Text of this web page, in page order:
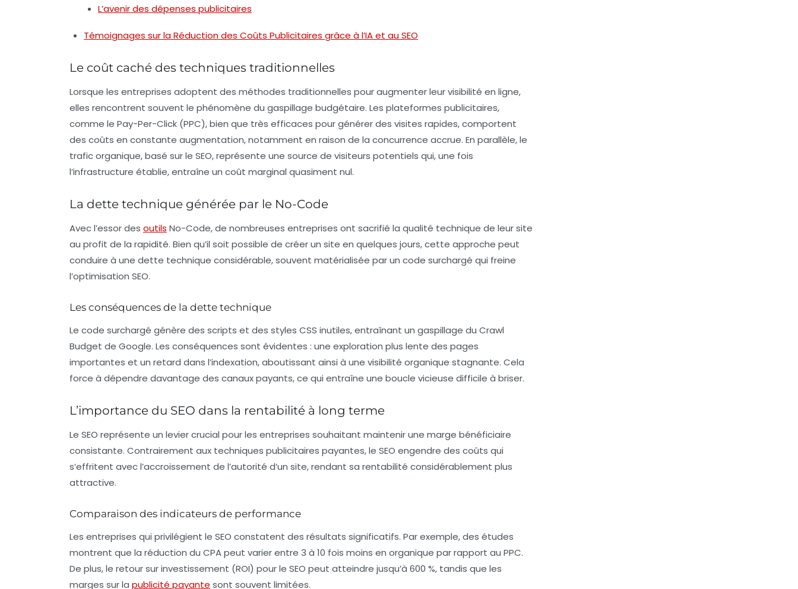
L’avenir des dépenses publicitaires
Témoignages sur la Réduction des Coûts Publicitaires grâce à l’IA et au SEO
Le coût caché des techniques traditionnelles
Lorsque les entreprises adoptent des méthodes traditionnelles pour augmenter leur visibilité en ligne,
elles rencontrent souvent le phénomène du gaspillage budgétaire. Les plateformes publicitaires,
comme le Pay-Per-Click (PPC), bien que très efficaces pour générer des visites rapides, comportent
des coûts en constante augmentation, notamment en raison de la concurrence accrue. En parallèle, le
trafic organique, basé sur le SEO, représente une source de visiteurs potentiels qui, une fois
l’infrastructure établie, entraîne un coût marginal quasiment nul.
La dette technique générée par le No-Code
Avec l’essor des outils No-Code, de nombreuses entreprises ont sacrifié la qualité technique de leur site
au profit de la rapidité. Bien qu’il soit possible de créer un site en quelques jours, cette approche peut
conduire à une dette technique considérable, souvent matérialisée par un code surchargé qui freine
l’optimisation SEO.
Les conséquences de la dette technique
Le code surchargé génère des scripts et des styles CSS inutiles, entraînant un gaspillage du Crawl
Budget de Google. Les conséquences sont évidentes : une exploration plus lente des pages
importantes et un retard dans l’indexation, aboutissant ainsi à une visibilité organique stagnante. Cela
force à dépendre davantage des canaux payants, ce qui entraîne une boucle vicieuse difficile à briser.
L’importance du SEO dans la rentabilité à long terme
Le SEO représente un levier crucial pour les entreprises souhaitant maintenir une marge bénéficiaire
consistante. Contrairement aux techniques publicitaires payantes, le SEO engendre des coûts qui
s’effritent avec l’accroissement de l’autorité d’un site, rendant sa rentabilité considérablement plus
attractive.
Comparaison des indicateurs de performance
Les entreprises qui privilégient le SEO constatent des résultats significatifs. Par exemple, des études
montrent que la réduction du CPApeut varier entre 3 à 10 fois moins en organique par rapport au PPC.
De plus, le retour sur investissement (ROI) pour le SEO peut atteindre jusqu’à 600 %, tandis que les
marges sur la publicité payante sont souvent limitées.